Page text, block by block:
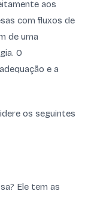
aos
com fluxos de
de uma
O
e a
os seguintes
Ele tem as